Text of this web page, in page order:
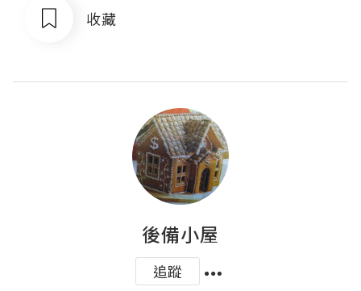
收藏
後備小屋
追蹤